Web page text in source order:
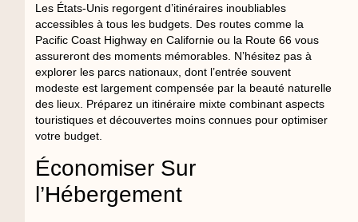
Les États-Unis regorgent d’itinéraires inoubliables
accessibles à tous les budgets. Des routes comme la
Pacific Coast Highway en Californie ou la Route 66 vous
assureront des moments mémorables. N’hésitez pas à
explorer les parcs nationaux, dont l’entrée souvent
modeste est largement compensée par la beauté naturelle
des lieux. Préparez un itinéraire mixte combinant aspects
touristiques et découvertes moins connues pour optimiser
votre budget.
Économiser Sur
l’Hébergement